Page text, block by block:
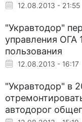
12.08.2013 - 21:55
"Укравтодор"
управления ОГА
пользования
12.08.2013 - 16:17
"Укравтодор" в
автодорог